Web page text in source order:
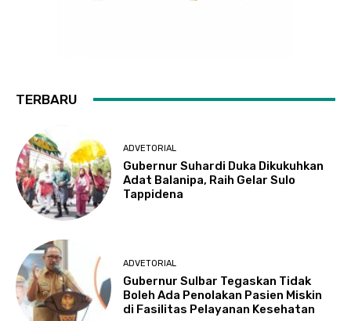
TERBARU
ADVETORIAL
Gubernur Suhardi Duka Dikukuhkan
Adat Balanipa, Raih Gelar Sulo
Tappidena
ADVETORIAL
Gubernur Sulbar Tegaskan Tidak
Boleh Ada Penolakan Pasien Miskin
di Fasilitas Pelayanan Kesehatan